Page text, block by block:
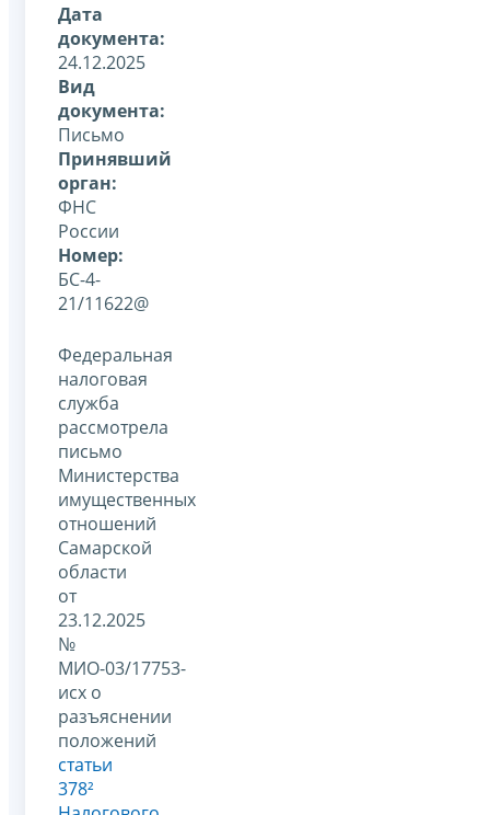
Дата
документа:
24.12.2025
Вид
документа:
Письмо
Принявший
орган:
ФНС
России
Номер:
БС-4-
21/11622@
Федеральная
налоговая
служба
рассмотрела
письмо
Министерства
имущественных
отношений
Самарской
области
от
23.12.2025
№
МИО-03/17753-
исх о
разъяснении
положений
статьи
378²